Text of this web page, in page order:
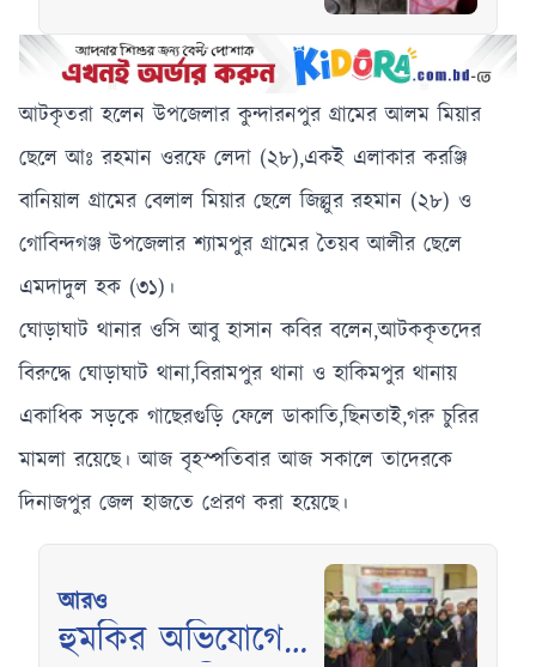
কামড়ে বিচ্ছিন্ন হলো
চোরের আঙুল
আটকৃতরা হলেন উপজেলার কুন্দারনপুর গ্রামের আলম মিয়ার
ছেলে আঃ রহমান ওরফে লেদা (২৮),একই এলাকার করঞ্জি
বানিয়াল গ্রামের বেলাল মিয়ার ছেলে জিল্লুর রহমান (২৮) ও
গোবিন্দগঞ্জ উপজেলার শ্যামপুর গ্রামের তৈয়ব আলীর ছেলে
এমদাদুল হক (৩১)।
ঘোড়াঘাট থানার ওসি আবু হাসান কবির বলেন,আটককৃতদের
বিরুদ্ধে ঘোড়াঘাট থানা,বিরামপুর থানা ও হাকিমপুর থানায়
একাধিক সড়কে গাছেরগুড়ি ফেলে ডাকাতি,ছিনতাই,গরু চুরির
মামলা রয়েছে। আজ বৃহস্পতিবার আজ সকালে তাদেরকে
দিনাজপুর জেল হাজতে প্রেরণ করা হয়েছে।
আরও
হুমকির অভিযোগে